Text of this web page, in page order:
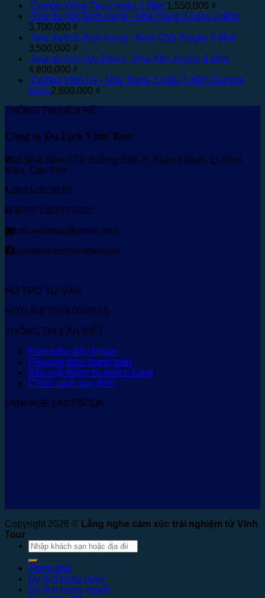
Combo Vũng Tàu 2 ngày 1 đêm 1,550,000 ₫
Tour du lịch Bình Hưng - Nha Trang 3 ngày 3 đêm
3,700,000 ₫
Tour du lịch Bình Hưng - Ninh Chữ 3 ngày 3 đêm
3,500,000 ₫
Tour du lịch Quy Nhơn - Phú Yên 4 ngày 4 đêm
4,600,000 ₫
Combo Vĩnh Hy - Nha Trang 3 ngày 3 đêm Giường
Nằm 2,600,000 ₫
THÔNG TIN LIÊN HỆ
Công ty Du Lịch Vinh Tour
Số 9A4, hẻm 2T2, đường 30/4, P. Xuân Khánh, Q. Ninh
Kiều, Cần Thơ
0914.00.00.65
MST: 1801737622
info.vinhtour@gmail.com
facebook.com/vinhtourvn/
HỖ TRỢ TƯ VẤN
HOTLINE 0914.00.00.65
THÔNG TIN CẦN BIẾT
Điều kiện điều khoản
Phương thức thanh toán
Bảo mật thông tin khách hàng
Chính sách quy định
FANPAGE FACEBOOK
Copyright 2026 © Lắng nghe cảm xúc trải nghiệm từ Vinh
Tour
Tìm
kiếm:
Trang chủ
Du lịch trong nước
Du lịch nước ngoài